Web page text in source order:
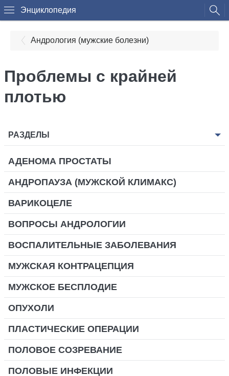
Энциклопедия
Андрология (мужские болезни)
Проблемы с крайней
плотью
РАЗДЕЛЫ
АДЕНОМА ПРОСТАТЫ
АНДРОПАУЗА (МУЖСКОЙ КЛИМАКС)
ВАРИКОЦЕЛЕ
ВОПРОСЫ АНДРОЛОГИИ
ВОСПАЛИТЕЛЬНЫЕ ЗАБОЛЕВАНИЯ
МУЖСКАЯ КОНТРАЦЕПЦИЯ
МУЖСКОЕ БЕСПЛОДИЕ
ОПУХОЛИ
ПЛАСТИЧЕСКИЕ ОПЕРАЦИИ
ПОЛОВОЕ СОЗРЕВАНИЕ
ПОЛОВЫЕ ИНФЕКЦИИ